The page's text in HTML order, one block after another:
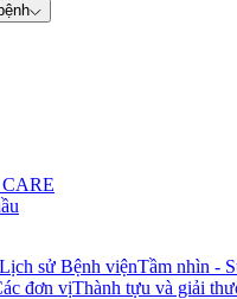
Lịch sử Bệnh việnTầm nhìn -
đơn vịThành tựu và giải